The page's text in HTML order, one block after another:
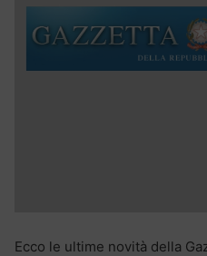
Ecco le ultime novità della